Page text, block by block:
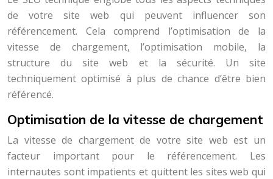
de votre site web qui peuvent influencer son
référencement. Cela comprend l’optimisation de la
vitesse de chargement, l’optimisation mobile, la
structure du site web et la sécurité. Un site
techniquement optimisé à plus de chance d’être bien
référencé.
Optimisation de la vitesse de chargement
La vitesse de chargement de votre site web est un
facteur important pour le référencement. Les
internautes sont impatients et quittent les sites web qui